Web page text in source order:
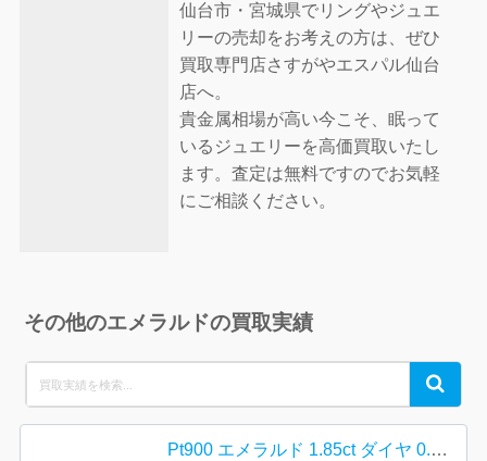
仙台市・宮城県でリングやジュエ
リーの売却をお考えの方は、ぜひ
買取専門店さすがやエスパル仙台
店へ。
貴金属相場が高い今こそ、眠って
いるジュエリーを高価買取いたし
ます。査定は無料ですのでお気軽
にご相談ください。
その他のエメラルドの買取実績
for:
Search
Pt900 エメラルド 1.85ct ダイヤ 0.72ct リング